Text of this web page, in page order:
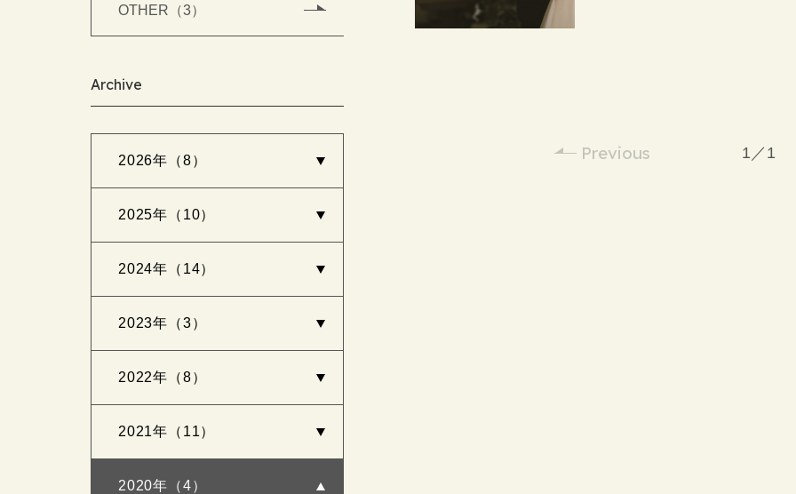
Previous 1／1
OTHER（3）
Archive
2026年（8）
2025年（10）
2024年（14）
2023年（3）
2022年（8）
2021年（11）
2020年（4）